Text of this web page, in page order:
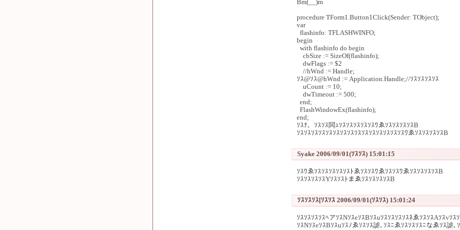
Bm(__)m
procedure TForm1.Button1Click(Sender: TObject);
var
flashinfo: TFLASHWINFO;
begin
with flashinfo do begin
cbSize := SizeOf(flashinfo);
dwFlags := $2
//hWnd := Handle;
ｿｽ@ｿｽ@hWnd := Application.Handle;//ｿｽｿｽｿｽｿｽ
uCount := 10;
dwTimeout := 500;
end;
FlashWindowEx(flashinfo);
end;
ｿｽﾅ、ｿｽｿｽ閧ｭｿｽｿｽｿｽｿｽｿｽﾜゑｿｽｿｽｿｽｿｽB
ｿｽｿｽｿｽｿｽｿｽｿｽｿｽｿｽｿｽｿｽｿｽｿｽｿｽｿｽｿｽﾜゑｿｽｿｽｿｽｿｽB
Syake 2006/09/01(ｿｽｿｽ) 15:01:15
ｿｽﾜゑｿｽｿｽｿｽｿｽｿｽﾄゑｿｽｿｽﾜゑｿｽｿｽﾜゑｿｽｿｽｿｽｿｽB
ｿｽｿｽｿｽｿｽYｿｽｿｽﾄまゑｿｽｿｽｿｽｿｽB
ｿｽｿｽｿｽ[ｿｽｿｽ 2006/09/01(ｿｽｿｽ) 15:01:24
ｿｽｿｽｿｽｿｽﾍアｿｽNｿｽeｿｽBｿｽuｿｽｿｽｿｽｿｽﾈゑｿｽｿｽAｿｽvｿｽ
ｿｽNｿｽeｿｽBｿｽuｿｽﾉゑｿｽｿｽ謔､ｿｽﾆゑｿｽｿｽｿｽﾆなゑｿｽ謔､